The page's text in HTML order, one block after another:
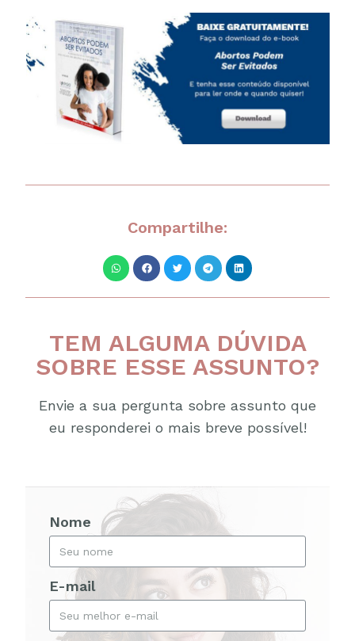
Compartilhe:
TEM ALGUMA DÚVIDA
SOBRE ESSE ASSUNTO?
Envie a sua pergunta sobre assunto que
eu responderei o mais breve possível!
Nome
E-mail